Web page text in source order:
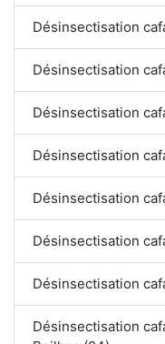
Désinsectisation
Désinsectisation
Désinsectisation
Désinsectisation
Désinsectisation
Désinsectisation
Désinsectisation
Désinsectisation